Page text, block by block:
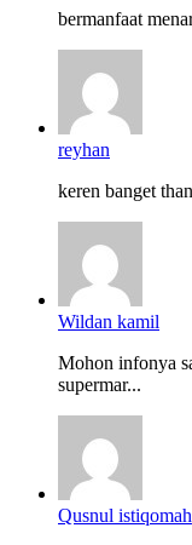
bermanfaat
reyhan
keren banget
Wildan kamil
Mohon infonya
supermar...
Qusnul istiqomah